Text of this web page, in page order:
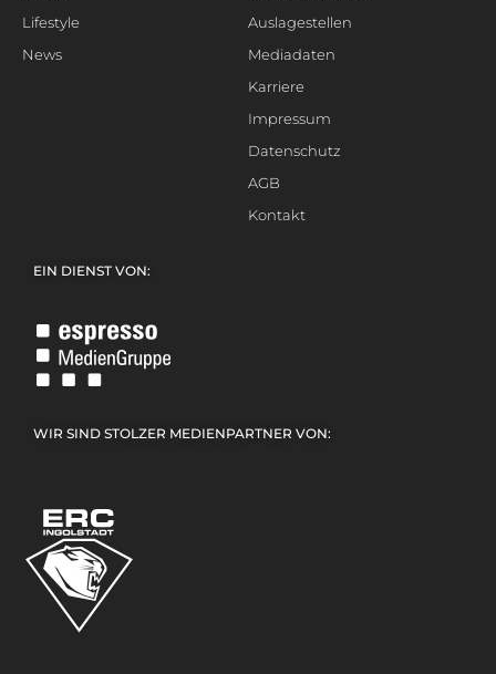
Lifestyle
News
Auslagestellen
Mediadaten
Karriere
Impressum
Datenschutz
AGB
Kontakt
EIN DIENST VON:
WIR SIND STOLZER MEDIENPARTNER VON: